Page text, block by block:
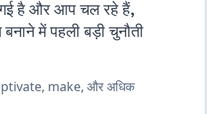
है और आप चल रहे हैं,
में पहली बड़ी चुनौती
make, और अधिक